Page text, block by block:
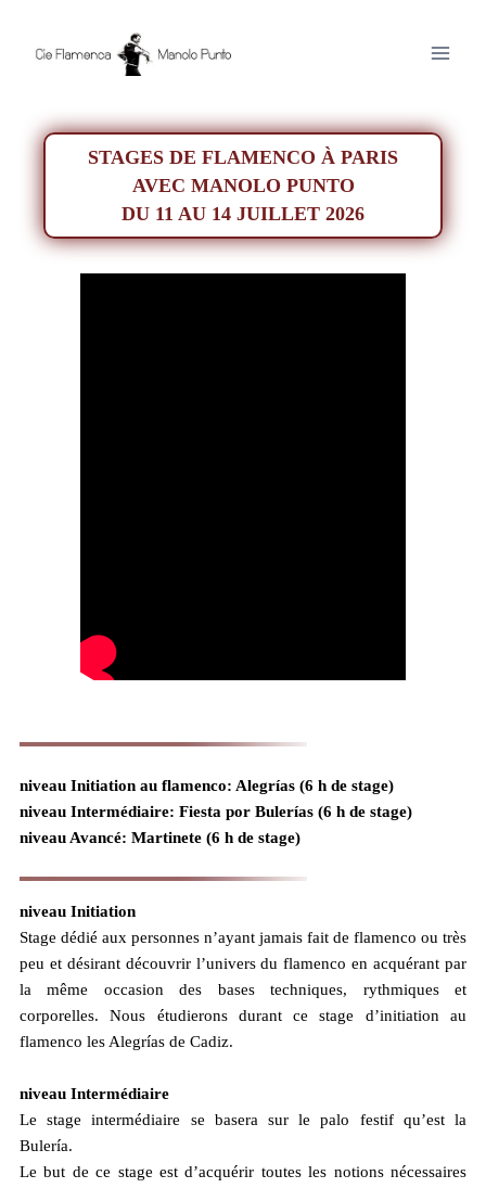
contenu
STAGES DE FLAMENCO À PARIS
AVEC MANOLO PUNTO
DU 11 AU 14 JUILLET 2026
niveau Initiation au flamenco: Alegrías (6 h de stage)
niveau Intermédiaire: Fiesta por Bulerías (6 h de stage)
niveau Avancé: Martinete (6 h de stage)
niveau Initiation
Stage dédié aux personnes n’ayant jamais fait de flamenco ou très
peu et désirant découvrir l’univers du flamenco en acquérant par
la même occasion des bases techniques, rythmiques et
corporelles. Nous étudierons durant ce stage d’initiation au
flamenco les Alegrías de Cadiz.
niveau Intermédiaire
Le stage intermédiaire se basera sur le palo festif qu’est la
Bulería.
Le but de ce stage est d’acquérir toutes les notions nécessaires